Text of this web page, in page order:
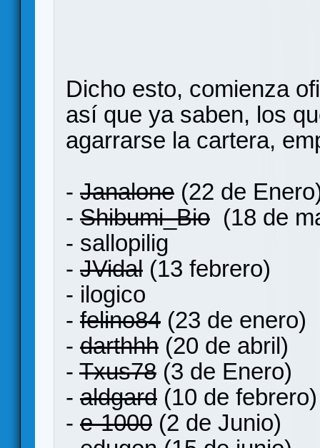
Dicho esto, comienza
así que ya saben, los
agarrarse la cartera,
- Janalone (22 de
- Shibumi_Bio (18 de
- sallopilig
- JVidal (13 febrero)
- ilogico
- felino84 (23 de enero)
- darthhh (20 de abril)
- Txus78 (3 de Enero)
- aldgard (10 de febrero)
- e-1000 (2 de Junio)